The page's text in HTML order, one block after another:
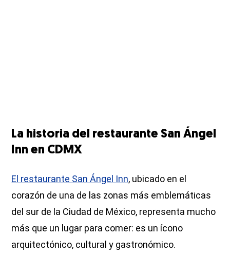
La historia del restaurante San Ángel
Inn en CDMX
El restaurante San Ángel Inn, ubicado en el
corazón de una de las zonas más emblemáticas
del sur de la Ciudad de México, representa mucho
más que un lugar para comer: es un ícono
arquitectónico, cultural y gastronómico.